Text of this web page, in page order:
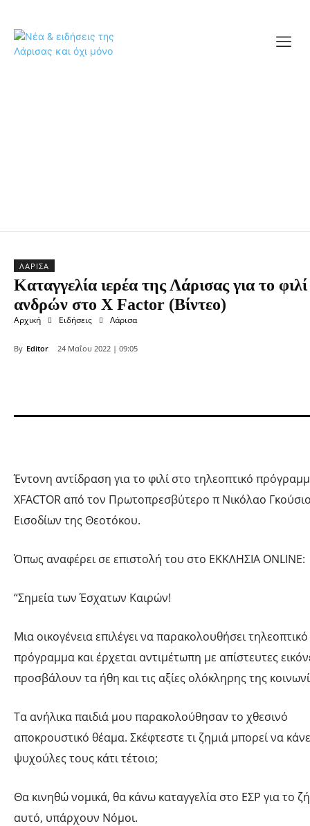
ΛΆΡΙΣΑ
Καταγγελία ιερέα της Λάρισας για το
ανδρών στο X Factor (Βίντεο)
Αρχική Ειδήσεις Λάρισα
By Editor 24 Μαΐου 2022 | 09:05
Έντονη αντίδραση για το φιλί στο τηλεοπτικό
XFACTOR από τον Πρωτοπρεσβύτερο π Νικόλαο
Εισοδίων της Θεοτόκου.
Όπως αναφέρει σε επιστολή του στο ΕΚΚΛΗΣΙΑ ONLINE:
“Σημεία των Έσχατων Καιρών!
Μια οικογένεια επιλέγει να παρακολουθήσει τηλεοπτικό
πρόγραμμα και έρχεται αντιμέτωπη με απίστευτες
προσβάλουν τα ήθη και τις αξίες ολόκληρης της
Τα ανήλικα παιδιά μου παρακολούθησαν το χθεσινό
αποκρουστικό θέαμα. Σκέφτεστε τι ζημιά μπορεί να
ψυχούλες τους κάτι τέτοιο;
Θα κινηθώ νομικά, θα κάνω καταγγελία στο ΕΣΡ για το
αυτό, υπάρχουν Νόμοι.